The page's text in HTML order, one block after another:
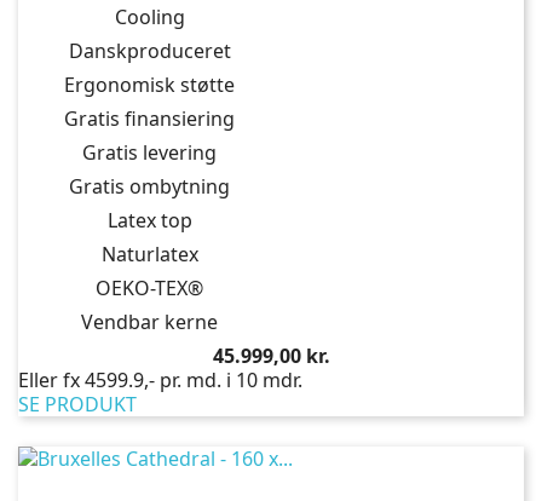
Cooling
Danskproduceret
Ergonomisk støtte
Gratis finansiering
Gratis levering
Gratis ombytning
Latex top
Naturlatex
OEKO-TEX®
Vendbar kerne
Pris
45.999,00 kr.
Eller fx 4599.9,- pr. md. i 10 mdr.
SE PRODUKT